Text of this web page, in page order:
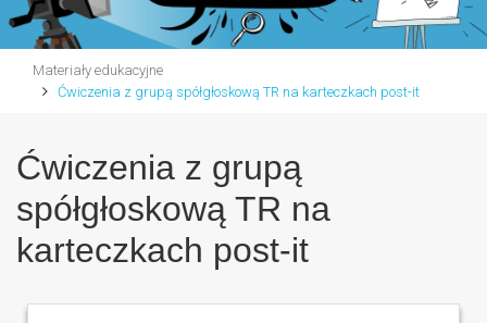
Materiały edukacyjne
Ćwiczenia z grupą spółgłoskową TR na karteczkach post-it
Ćwiczenia z grupą
spółgłoskową TR na
karteczkach post-it